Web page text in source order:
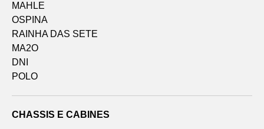
MAHLE
OSPINA
RAINHA DAS SETE
MA2O
DNI
POLO
CHASSIS E CABINES